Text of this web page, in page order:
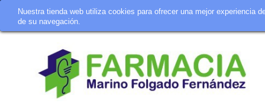
Nuestra tienda web utiliza cookies para ofrecer una mejor experiencia
de su navegación.
Tu Farmacia Online · Telf. 924 342 642 · info@farmaciamarino.es